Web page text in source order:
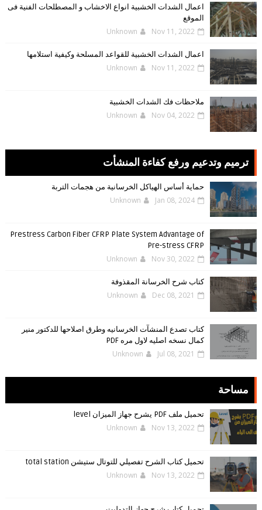
اعمال الشدات الخشبية انواع الاخشاب و المصطلحات الفنية فى
الموقع
Unknown Nov 11, 2022
اعمال الشدات الخشبية للقواعد المسلحة وكيفية استلامها
Unknown Nov 11, 2022
ملاحظات فك الشدات الخشبية
Unknown Nov 04, 2022
ترميم وتدعيم ورفع كفاءة المنشأت
حماية أساس الهياكل الخرسانية من هجمات التربة
Unknown Jan 08, 2024
Prestress Carbon Fiber CFRP Plate System Advantage of
Pre-stress CFRP
Unknown Nov 30, 2022
كتاب شرح الخرسانة المقذوفة
Unknown Dec 08, 2021
كتاب تصدع المنشآت الخرسانيه وطرق اصلاحها للدكتور منير
كمال نسخه اصليه لاول مره PDF
Unknown Jul 08, 2021
مساحة
تحميل ملف PDF يشرح جهاز الميزان level
Unknown Nov 13, 2022
تحميل كتاب الشرح تفصيلي للتوتال ستيشن total station
Unknown Nov 13, 2022